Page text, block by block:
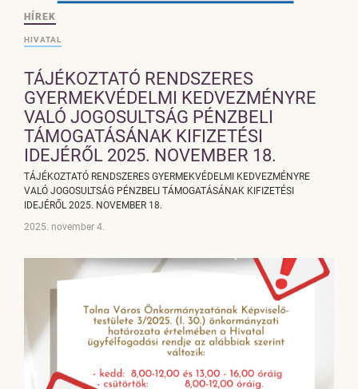
HÍREK
HIVATAL
TÁJÉKOZTATÓ RENDSZERES
GYERMEKVÉDELMI KEDVEZMÉNYRE
VALÓ JOGOSULTSÁG PÉNZBELI
TÁMOGATÁSÁNAK KIFIZETÉSI
IDEJÉRŐL 2025. NOVEMBER 18.
TÁJÉKOZTATÓ RENDSZERES GYERMEKVÉDELMI KEDVEZMÉNYRE
VALÓ JOGOSULTSÁG PÉNZBELI TÁMOGATÁSÁNAK KIFIZETÉSI
IDEJÉRŐL 2025. NOVEMBER 18.
2025. november 4.